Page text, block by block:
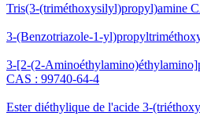
Tris(3-(triméthoxysilyl)propyl)amine
3-(Benzotriazole-1-
3-[2-(2-
CAS : 99740-64-4
Ester diéthylique de l'acide 3-